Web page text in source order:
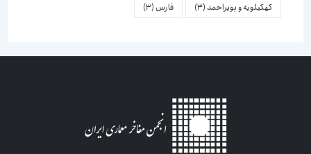
کهکیلویه و بویراحمد(3) فارس(3)